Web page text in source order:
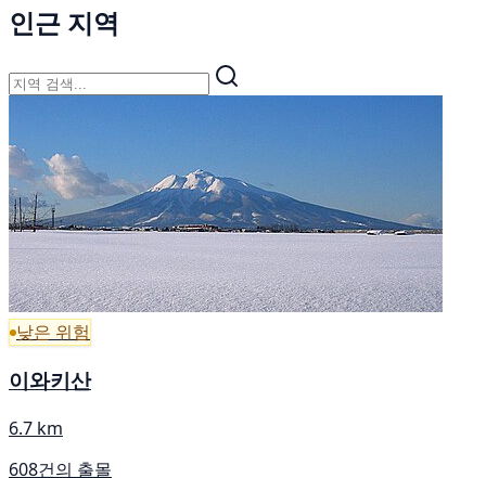
인근 지역
낮은 위험
이와키산
6.7 km
608건의 출몰